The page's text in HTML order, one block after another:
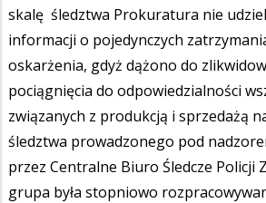
skalę śledztwa Prokuratura nie
informacji o pojedynczych
oskarżenia, gdyż dążono do
pociągnięcia do odpowiedzialności
związanych z produkcją i sprzedażą
śledztwa prowadzonego pod
przez Centralne Biuro Śledcze Policji
grupa była stopniowo